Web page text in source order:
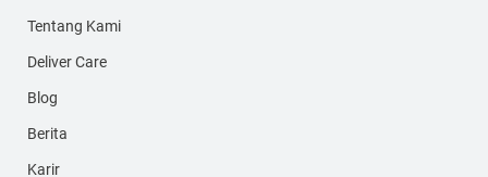
Tentang Kami
Deliver Care
Blog
Berita
Karir